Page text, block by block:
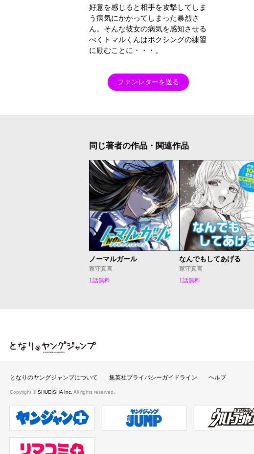
好意を感じると相手を攻撃してしま
う病気にかかってしまった暴烈さ
ん。そんな彼女の病気を感知させる
べくトマルくんはボクシングの練習
に励むことに・・・。
ファンレターを送る
同じ著者の作品・関連作品
ノーマルガール
家守真言
1話無料
なんでもしてあげる
家守真言
1話無料
となりのヤングジャンプ
となりのヤングジャンプについて 集英社プライバシーガイドライン ヘルプ
Copyright © SHUEISHA Inc. All rights reserved.
ヤンジャンプラス 週刊ヤングジャンプ公式サイトウルトラジャンプ
リマコミ＋